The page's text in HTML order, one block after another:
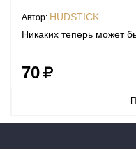
Автор: HUDSTICK
Никаких теперь может
70